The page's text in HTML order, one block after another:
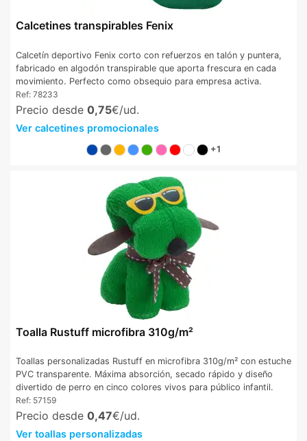
Calcetines transpirables Fenix
Calcetín deportivo Fenix corto con refuerzos en talón y puntera,
fabricado en algodón transpirable que aporta frescura en cada
movimiento. Perfecto como obsequio para empresa activa.
Ref: 78233
Precio desde 0,75€/ud.
Ver calcetines promocionales
+1
Toalla Rustuff microfibra 310g/m²
Toallas personalizadas Rustuff en microfibra 310g/m² con estuche
PVC transparente. Máxima absorción, secado rápido y diseño
divertido de perro en cinco colores vivos para público infantil.
Ref: 57159
Precio desde 0,47€/ud.
Ver toallas personalizadas